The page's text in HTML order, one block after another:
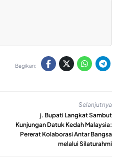
Bagikan:
Selanjutnya
j. Bupati Langkat Sambut
Kunjungan Datuk Kedah Malaysia:
Pererat Kolaborasi Antar Bangsa
melalui Silaturahmi